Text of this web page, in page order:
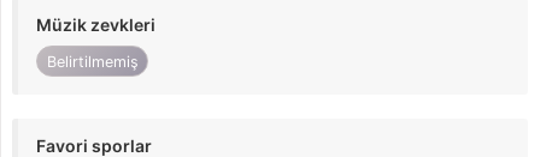
Müzik zevkleri
Belirtilmemiş
Favori sporlar